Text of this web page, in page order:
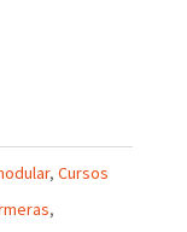
, Cursos
,